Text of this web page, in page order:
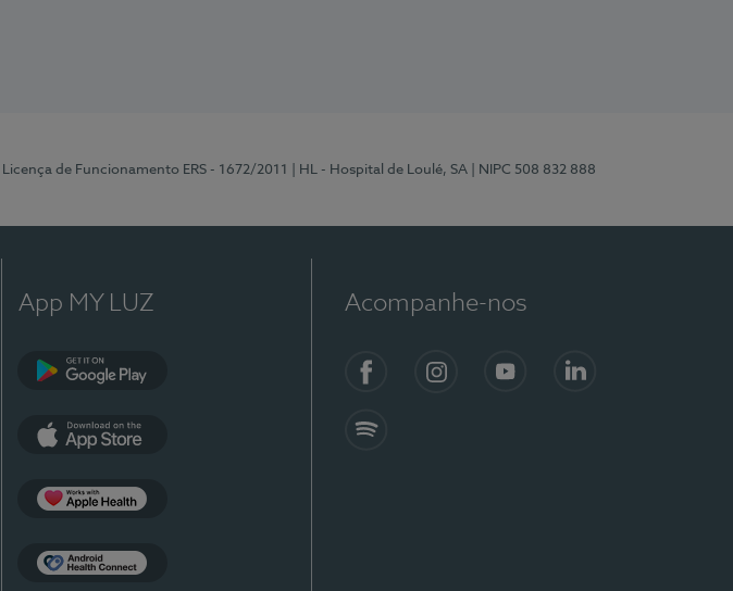
| Licença de Funcionamento ERS - 1672/2011 | HL - Hospital de Loulé, SA | NIPC 508 832 888
App MY LUZ Acompanhe-nos